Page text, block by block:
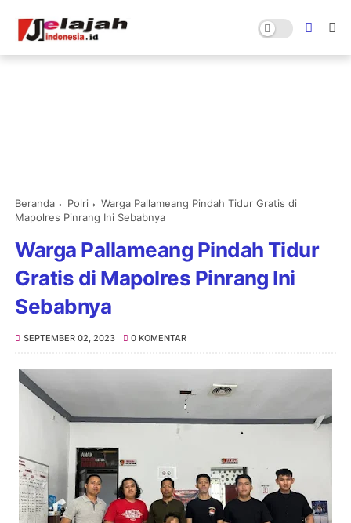
Beranda Polri
Warga Pallameang Pindah Tidur Gratis di
Mapolres Pinrang Ini Sebabnya
Warga Pallameang Pindah Tidur
Gratis di Mapolres Pinrang Ini
Sebabnya
SEPTEMBER 02, 2023 0 KOMENTAR